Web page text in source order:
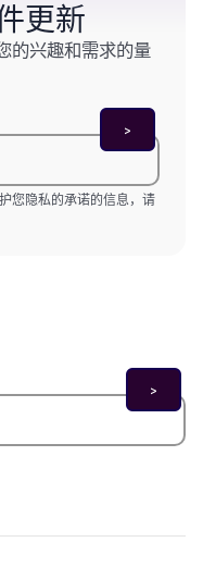
更新
的兴趣和需求的量
您隐私的承诺的信息，请